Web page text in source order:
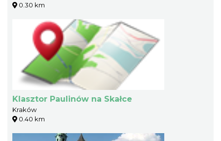
0.30 km
Klasztor Paulinów na Skałce
Kraków
0.40 km